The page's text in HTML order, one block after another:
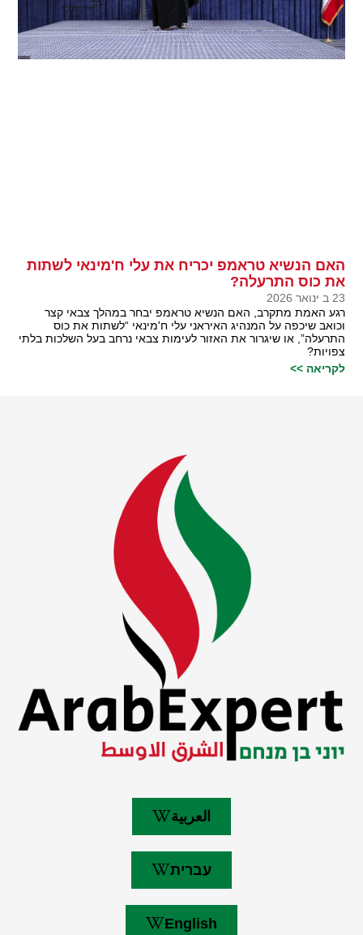
האם הנשיא טראמפ יכריח את עלי ח'מינאי לשתות
את כוס התרעלה?
23 ב ינואר 2026
רגע האמת מתקרב, האם הנשיא טראמפ יבחר במהלך צבאי קצר
וכואב שיכפה על המנהיג האיראני עלי ח'מינאי “לשתות את כוס
התרעלה”, או שיגרור את האזור לעימות צבאי נרחב בעל השלכות בלתי
צפויות?
לקריאה >>
العربية
עברית
English